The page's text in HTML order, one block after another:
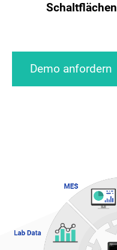
Schaltflächen
Demo anfordern